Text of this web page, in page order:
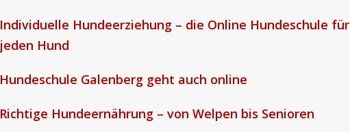
Individuelle Hundeerziehung – die Online Hundeschule für
jeden Hund
Hundeschule Galenberg geht auch online
Richtige Hundeernährung – von Welpen bis Senioren